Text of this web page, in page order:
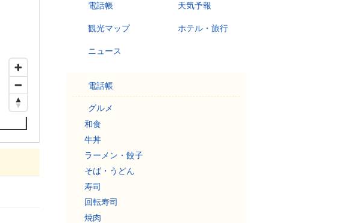
電話帳
天気予報
観光マップ ホテル・旅行
ニュース
電話帳
グルメ
和食
牛丼
ラーメン・餃子
そば・うどん
寿司
回転寿司
焼肉